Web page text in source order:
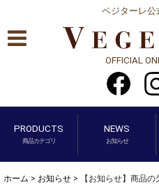
ベジターレ公
OFFICIAL
PRODUCTS
商品カテゴリ
NEWS
お知らせ
ホーム > お知らせ > 【お知らせ】商品